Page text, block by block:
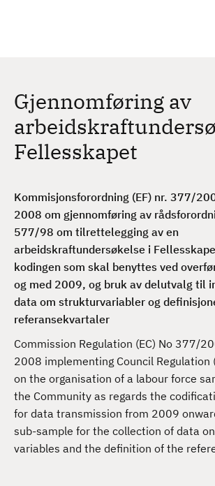
Gjennomføring av
Fellesskapet
Kommisjonsforordning (EF) nr. 377/
2008 om gjennomføring av
577/98 om tilrettelegging av en
arbeidskraftundersøkelse i
kodingen som skal benyttes ved
og med 2009, og bruk av delutvalg til
data om strukturvariabler og
referansekvartaler
Commission Regulation (EC) No 377/
2008 implementing Council Regulation
on the organisation of a labour force
the Community as regards the
for data transmission from 2009
sub-sample for the collection of data
variables and the definition of the